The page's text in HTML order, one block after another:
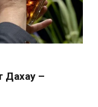
Дахау –